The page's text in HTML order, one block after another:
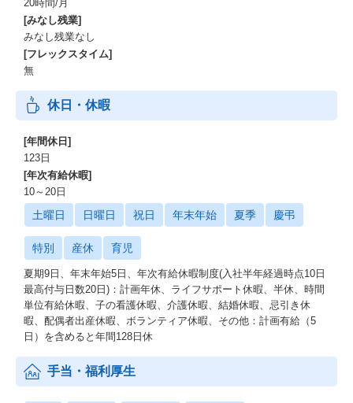
20時間/月
[みなし残業]
みなし残業なし
[フレックスタイム]
無
休日・休暇
[年間休日]
123日
[年次有給休暇]
10～20日
土曜日 日曜日 祝日 年末年始 夏季 慶弔
特別 産休 育児
夏期9日、年末年始5日、年次有給休暇制度(入社半年経過時点10日
最高付与日数20日)：計画年休、ライフサポート休暇、半休、時間
単位有給休暇、子の看護休暇、介護休暇、結婚休暇、忌引き休
暇、配偶者出産休暇、ボランティア休暇、その他：計画有給（5
日）を含めると年間128日休
手当・福利厚生